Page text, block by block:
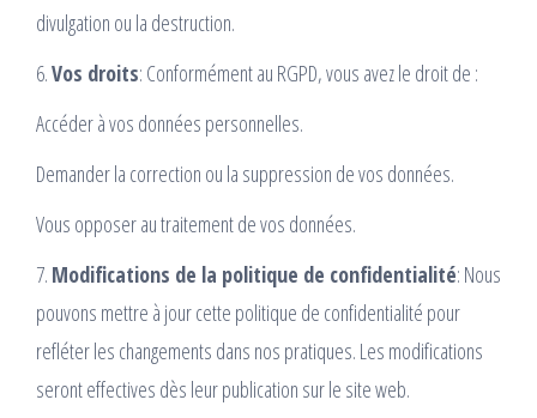
divulgation ou la destruction.
6.Vos droits: Conformément au RGPD, vous avez le droit de :
Accéder à vos données personnelles.
Demander la correction ou la suppression de vos données.
Vous opposer au traitement de vos données.
7. Modifications de la politique de confidentialité: Nous
pouvons mettre à jour cette politique de confidentialité pour
refléter les changements dans nos pratiques. Les modifications
seront effectives dès leur publication sur le site web.